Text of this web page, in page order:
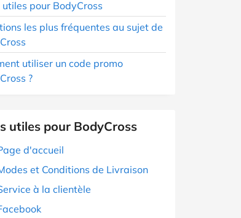
utiles pour BodyCross
les plus fréquentes au sujet de
utiliser un code promo
?
utiles pour BodyCross
d'accueil
et Conditions de Livraison
à la clientèle